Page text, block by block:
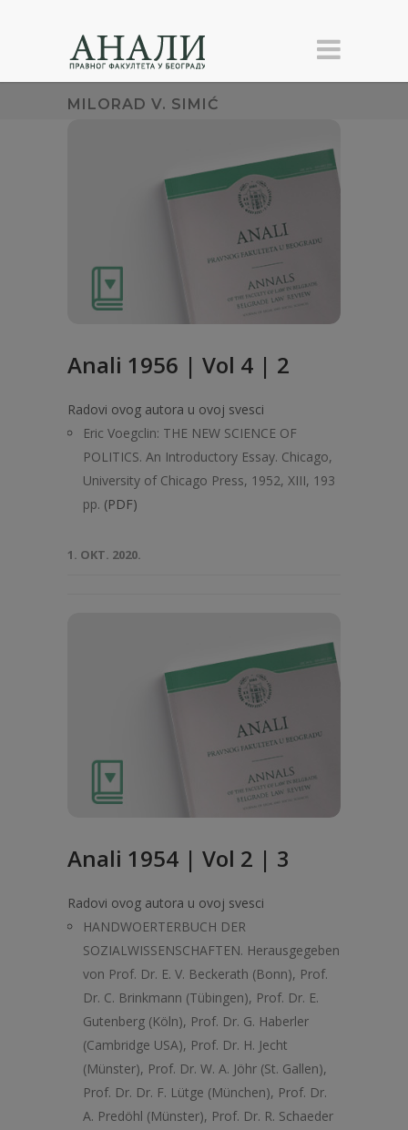
MILORAD V. SIMIĆ
Anali 1956 | Vol 4 | 2
Radovi ovog autora u ovoj svesci
Eric Voegclin: THE NEW SCIENCE OF
POLITICS. An Introductory Essay. Chicago,
University of Chicago Press, 1952, XIII, 193
pp. (PDF)
1. OKT. 2020.
Anali 1954 | Vol 2 | 3
Radovi ovog autora u ovoj svesci
HANDWOERTERBUCH DER
SOZIALWISSENSCHAFTEN. Herausgegeben
von Prof. Dr. E. V. Beckerath (Bonn), Prof.
Dr. C. Brinkmann (Tübingen), Prof. Dr. E.
Gutenberg (Köln), Prof. Dr. G. Haberler
(Cambridge USA), Prof. Dr. H. Jecht
(Münster), Prof. Dr. W. A. Jöhr (St. Gallen),
Prof. Dr. Dr. F. Lütge (München), Prof. Dr.
A. Predöhl (Münster), Prof. Dr. R. Schaeder